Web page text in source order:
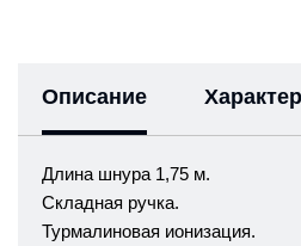
Описание
Длина шнура 1,75 м.
Складная ручка.
Турмалиновая ионизация.